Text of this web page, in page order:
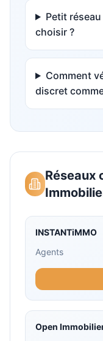
Petit
choisir ?
Comment
discret
Réseaux
INSTANTiMMO
Agents
Open